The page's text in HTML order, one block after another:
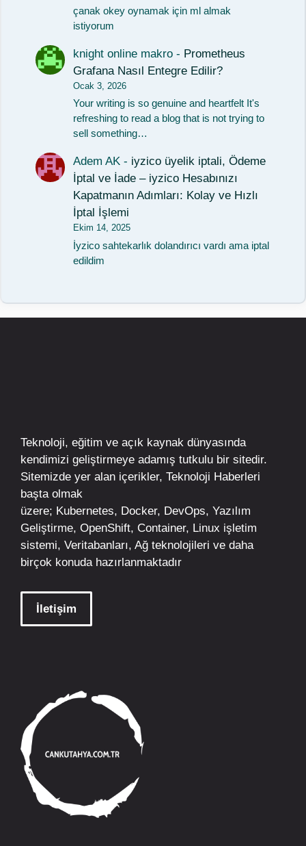
çanak okey oynamak için ml almak
istiyorum
knight online makro - Prometheus
Grafana Nasıl Entegre Edilir?
Ocak 3, 2026
Your writing is so genuine and heartfelt It's
refreshing to read a blog that is not trying to
sell something…
Adem AK - iyzico üyelik iptali, Ödeme
İptal ve İade – iyzico Hesabınızı
Kapatmanın Adımları: Kolay ve Hızlı
İptal İşlemi
Ekim 14, 2025
İyzico sahtekarlık dolandırıcı vardı ama iptal
edildim
Teknoloji, eğitim ve açık kaynak dünyasında
kendimizi geliştirmeye adamış tutkulu bir sitedir.
Sitemizde yer alan içerikler, Teknoloji Haberleri
başta olmak
üzere; Kubernetes, Docker, DevOps, Yazılım
Geliştirme, OpenShift, Container, Linux işletim
sistemi, Veritabanları, Ağ teknolojileri ve daha
birçok konuda hazırlanmaktadır
İletişim